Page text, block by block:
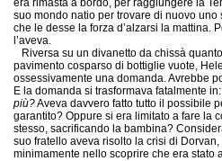
era rimasta a bordo, per raggiungere la
suo mondo natio per trovare di nuovo
che le desse la forza d’alzarsi la mattina.
l’aveva.
Riversa su un divanetto da chissà
pavimento cosparso di bottiglie vuote,
ossessivamente una domanda. Avrebbe
E la domanda si trasformava fatalmente
più?Aveva davvero fatto tutto il possibile
garantito? Oppure si era limitato a fare la
stesso, sacrificando la bambina?
suo fratello aveva risolto la crisi di
minimamente nello scoprire che era stato